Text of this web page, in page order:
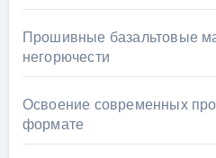
Прошивные базальтовые
негорючести
Освоение современных
формате